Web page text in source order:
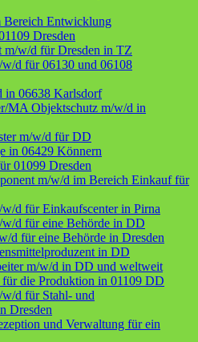
Bereich Entwicklung
Dresden
m/w/d für Dresden in TZ
w/d für 06130 und 06108
in 06638 Karlsdorf
MA Objektschutz m/w/d in
m/w/d für DD
in 06429 Könnern
01099 Dresden
m/w/d im Bereich Einkauf für
d für Einkaufscenter in Pirna
w/d für eine Behörde in DD
d für eine Behörde in Dresden
in DD
m/w/d in DD und weltweit
die Produktion in 01109 DD
d für Stahl- und
Dresden
und Verwaltung für ein